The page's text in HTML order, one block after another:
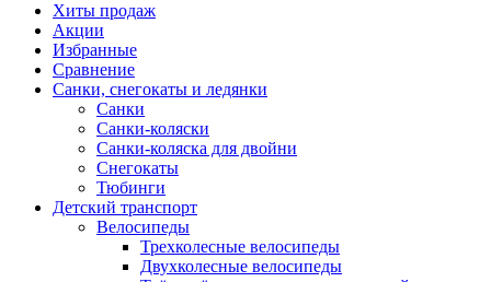
Хиты продаж
Акции
Избранные
Сравнение
Санки, снегокаты и ледянки
Санки
Санки-коляски
Санки-коляска для двойни
Снегокаты
Тюбинги
Детский транспорт
Велосипеды
Трехколесные велосипеды
Двухколесные велосипеды